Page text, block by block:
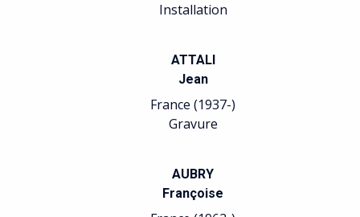
Installation
ATTALI
Jean
France (1937-)
Gravure
AUBRY
Françoise